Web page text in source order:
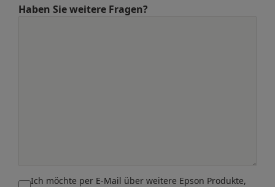
Haben Sie weitere Fragen?
Ich möchte per E-Mail über weitere Epson Produkte,